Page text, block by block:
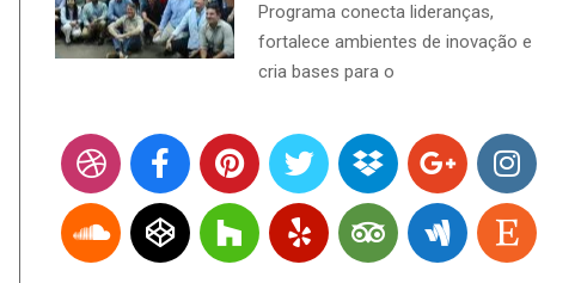
Programa conecta lideranças,
fortalece ambientes de inovação e
cria bases para o